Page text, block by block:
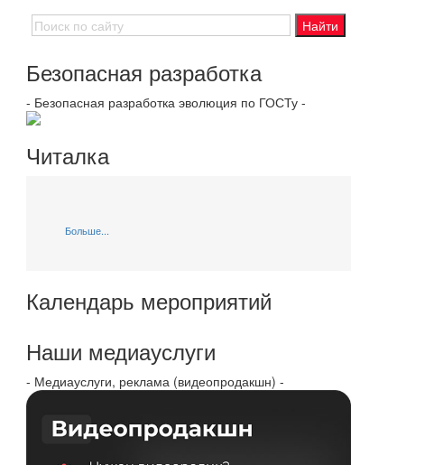
Безопасная разработка
- Безопасная разработка эволюция по ГОСТу -
Читалка
Больше...
Календарь мероприятий
Наши медиауслуги
- Медиауслуги, реклама (видеопродакшн) -